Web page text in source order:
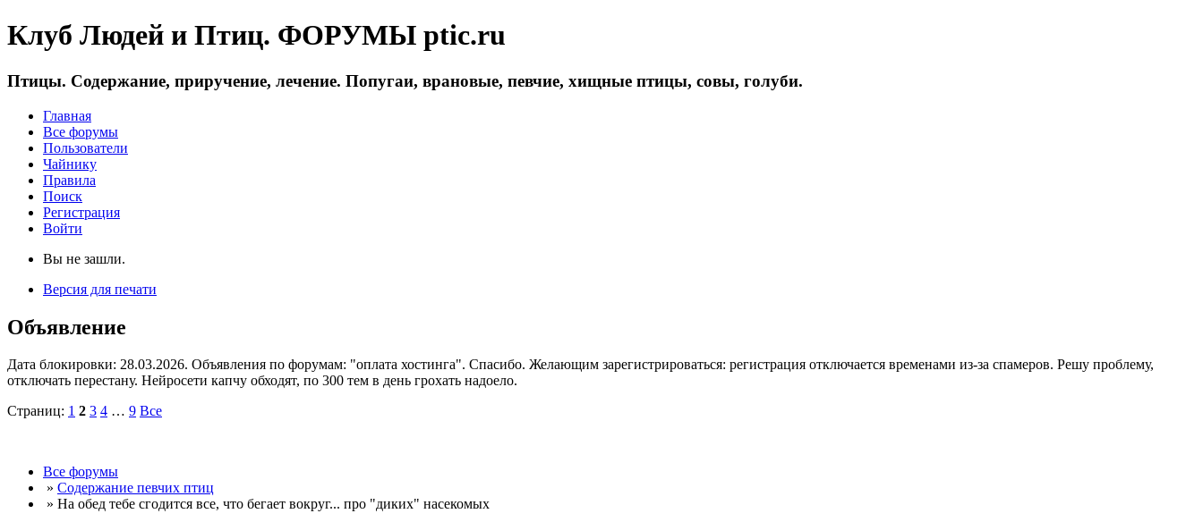
Клуб Людей и Птиц. ФОРУМЫ ptic.ru
Птицы. Содержание, приручение, лечение. Попугаи, врановые, певчие, хищные птицы, совы, голуби.
Главная
Все форумы
Пользователи
Чайнику
Правила
Поиск
Регистрация
Войти
Вы не зашли.
Версия для печати
Объявление
Дата блокировки: 28.03.2026. Объявления по форумам: "оплата хостинга". Спасибо. Желающим зарегистрироваться: регистрация отключается временами из-за спамеров. Решу проблему,
отключать перестану. Нейросети капчу обходят, по 300 тем в день грохать надоело.
Страниц: 1 2 3 4 … 9 Все
Все форумы
» Содержание певчих птиц
» На обед тебе сгодится все, что бегает вокруг... про "диких" насекомых